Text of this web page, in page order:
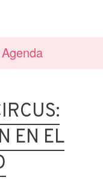
EN EL